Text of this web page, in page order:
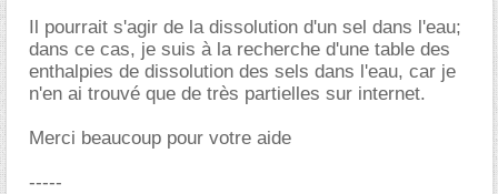
Il pourrait s'agir de la dissolution d'un sel dans l'eau;
dans ce cas, je suis à la recherche d'une table des
enthalpies de dissolution des sels dans l'eau, car je
n'en ai trouvé que de très partielles sur internet.
Merci beaucoup pour votre aide
-----